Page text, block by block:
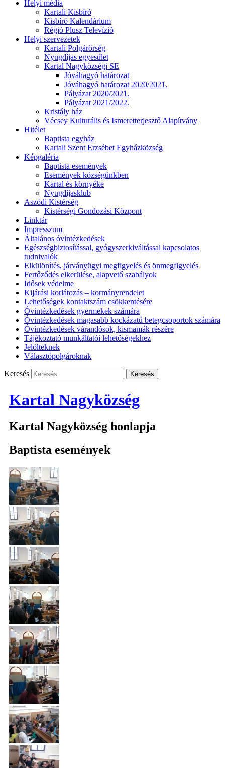
Helyi média
Kartali Kisbíró
Kisbíró Kalendárium
Régió Plusz Televízió
Helyi szervezetek
Kartali Polgárőrség
Nyugdíjas egyesület
Kartal Nagyközségi SE
Jóváhagyó határozat
Jóváhagyó határozat 2020/2021.
Pályázat 2020/2021.
Pályázat 2021/2022.
Kristály ház
Vécsey Kulturális és Ismeretterjesztő Alapítvány
Hitélet
Baptista egyház
Kartali Szent Erzsébet Egyházközség
Képgaléria
Baptista események
Események községünkben
Kartal és környéke
Nyugdíjasklub
Aszódi Kistérség
Kistérségi Gondozási Központ
Linktár
Impresszum
Általános óvintézkedések
Egészségbiztosítással, gyógyszerkiváltással kapcsolatos
tudnivalók
Elkülönítés, járványügyi megfigyelés és önmegfigyelés
Fertőződés elkerülése, alapvető szabályok
Idősek védelme
Kijárási korlátozás – kormányrendelet
Lehetőségek kontaktszám csökkentésére
Óvintézkedések gyermekek számára
Óvintézkedések magasabb kockázatú betegcsoportok számára
Óvintézkedések várandósok, kismamák részére
Tájékoztató munkáltatói lehetőségekhez
Jelölteknek
Választópolgároknak
Keresés
Kartal Nagyközség
Kartal Nagyközség honlapja
Baptista események